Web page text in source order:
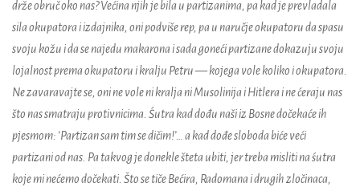
drže obruč oko nas? Većina njih je bila u partizanima, pa kad je prevladala
sila okupatora i izdajnika, oni podviše rep, pa u naručje okupatoru da spasu
svoju kožu i da se najedu makarona i sada goneći partizane dokazuju svoju
lojalnost prema okupatoru i kralju Petru—kojega vole koliko i okupatora.
Ne zavaravajte se, oni ne vole ni kralja ni Musolinija i Hitlera i ne ćeraju nas
što nas smatraju protivnicima. Śutra kad dođu naši iz Bosne dočekaće ih
pjesmom: ‘Partizan sam tim se dičim!’… a kad dođe sloboda biće veći
partizani od nas. Pa takvog je donekle šteta ubiti, jer treba misliti na śutra
koje mi nećemo dočekati. Što se tiče Bećira, Radomana i drugih zločinaca,